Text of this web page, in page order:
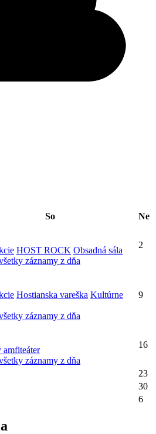
So Ne
HOST ROCK Obsadná sála
záznamy z dňa
2
Hostianska vareška Kultúrne
záznamy z dňa
9
amfiteáter
záznamy z dňa
16
23
30
6